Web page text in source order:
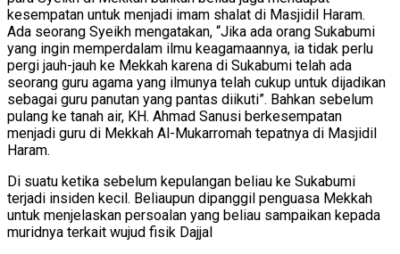
kesempatan untuk menjadi imam shalat di Masjidil Haram.
Ada seorang Syeikh mengatakan, “Jika ada orang Sukabumi
yang ingin memperdalam ilmu keagamaannya, ia tidak perlu
pergi jauh-jauh ke Mekkah karena di Sukabumi telah ada
seorang guru agama yang ilmunya telah cukup untuk dijadikan
sebagai guru panutan yang pantas diikuti”. Bahkan sebelum
pulang ke tanah air, KH. Ahmad Sanusi berkesempatan
menjadi guru di Mekkah Al-Mukarromah tepatnya di Masjidil
Haram.
Di suatu ketika sebelum kepulangan beliau ke Sukabumi
terjadi insiden kecil. Beliaupun dipanggil penguasa Mekkah
untuk menjelaskan persoalan yang beliau sampaikan kepada
muridnya terkait wujud fisik Dajjal